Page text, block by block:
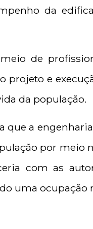
da
de
projeto e
da população.
que a
por meio
com as
uma ocupação